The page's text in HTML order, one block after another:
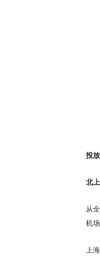
投
北
从
机
上